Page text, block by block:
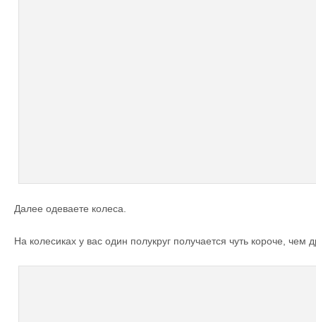
Далее одеваете колеса.
На колесиках у вас один полукруг получается чуть короче, чем